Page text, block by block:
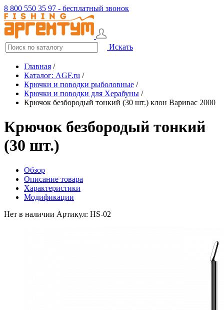
8 800 550 35 97 - бесплатный звонок
Искать
Главная /
Каталог: AGF.ru /
Крючки и поводки рыболовные /
Крючки и поводки для Херабуны /
Крючок безбородый тонкий (30 шт.) клон Варивас 2000
Крючок безбородый тонкий
(30 шт.)
Обзор
Описание товара
Характеристики
Модификации
Нет в наличии Артикул: HS-02